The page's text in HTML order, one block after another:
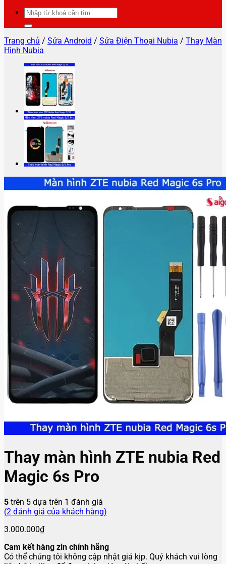
Tìm
kiếm:
Trang chủ / Sửa Android / Sửa Điện Thoại Nubia / Thay Màn
Hình Nubia
Thay màn hình ZTE nubia Red
Magic 6s Pro
5 trên 5 dựa trên 1 đánh giá
(2 đánh giá của khách hàng)
3.000.000₫
Cam kết hàng zin chính hãng
Có thể chúng tôi không cập nhật giá kịp. Quý khách vui lòng